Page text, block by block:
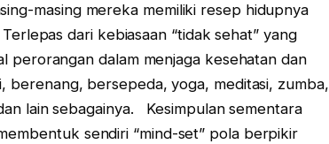
masing mereka memiliki resep hidupnya
dari kebiasaan “tidak sehat” yang
perorangan dalam menjaga kesehatan dan
bersepeda, yoga, meditasi, zumba,
lain sebagainya. Kesimpulan sementara
sendiri “mind-set” pola berpikir